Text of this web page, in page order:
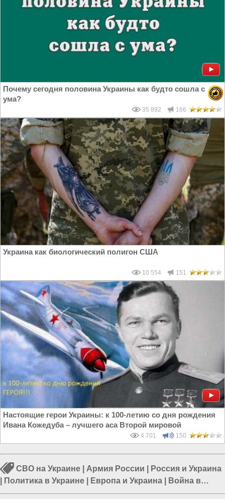
Почему сегодня половина Украины как будто сошла с
ума?
35 892 166
Украина как биологический полигон США
10 554 151
Настоящие герои Украины: к 100-летию со дня рождения
Ивана Кожедуба – лучшего аса Второй мировой
4 701 150
СВО на Украине Армия России
Россия и Украина
Политика в Украине Европа и Украина
Война в
Новороссии|Гражданская война на Украине